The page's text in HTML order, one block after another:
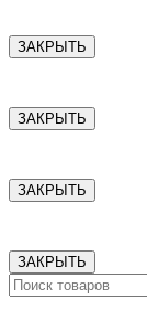
ЗАКРЫТЬ
ЗАКРЫТЬ
ЗАКРЫТЬ
ЗАКРЫТЬ